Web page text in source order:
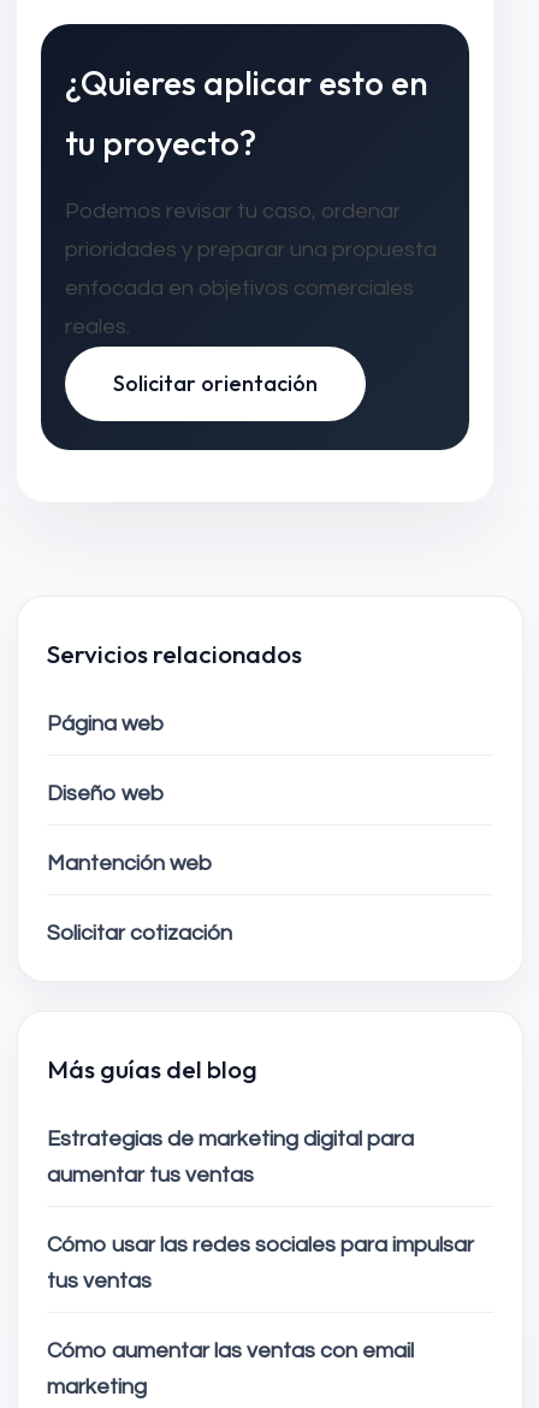
¿Quieres aplicar esto en
tu proyecto?
Podemos revisar tu caso, ordenar
prioridades y preparar una propuesta
enfocada en objetivos comerciales
reales.
Solicitar orientación
Servicios relacionados
Página web
Diseño web
Mantención web
Solicitar cotización
Más guías del blog
Estrategias de marketing digital para
aumentar tus ventas
Cómo usar las redes sociales para impulsar
tus ventas
Cómo aumentar las ventas con email
marketing